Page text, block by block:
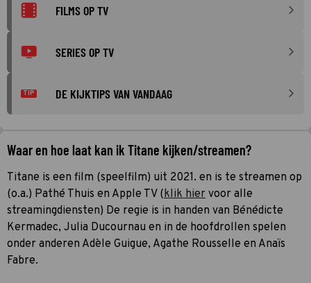
FILMS OP TV
SERIES OP TV
TIP DE KIJKTIPS VAN VANDAAG
Waar en hoe laat kan ik Titane kijken/streamen?
Titane is een film (speelfilm) uit 2021. en is te streamen op
(o.a.) Pathé Thuis en Apple TV (klik hier voor alle
streamingdiensten) De regie is in handen van Bénédicte
Kermadec, Julia Ducournau en in de hoofdrollen spelen
onder anderen Adèle Guigue, Agathe Rousselle en Anaïs
Fabre.